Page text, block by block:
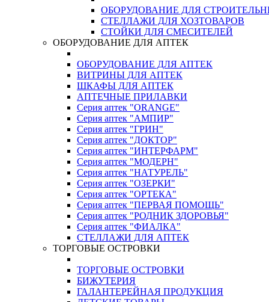
ОБОРУДОВАНИЕ ДЛЯ
СТЕЛЛАЖИ ДЛЯ ХОЗТОВАРОВ
СТОЙКИ ДЛЯ СМЕСИТЕЛЕЙ
ОБОРУДОВАНИЕ ДЛЯ АПТЕК
ОБОРУДОВАНИЕ ДЛЯ АПТЕК
ВИТРИНЫ ДЛЯ АПТЕК
ШКАФЫ ДЛЯ АПТЕК
АПТЕЧНЫЕ ПРИЛАВКИ
Серия аптек "ORANGE"
Серия аптек "АМПИР"
Серия аптек "ГРИН"
Серия аптек "ДОКТОР"
Серия аптек "ИНТЕРФАРМ"
Серия аптек "МОДЕРН"
Серия аптек "НАТУРЕЛЬ"
Серия аптек "ОЗЕРКИ"
Серия аптек "ОРТЕКА"
Серия аптек "ПЕРВАЯ ПОМОЩЬ"
Серия аптек "РОДНИК ЗДОРОВЬЯ"
Серия аптек "ФИАЛКА"
СТЕЛЛАЖИ ДЛЯ АПТЕК
ТОРГОВЫЕ ОСТРОВКИ
ТОРГОВЫЕ ОСТРОВКИ
БИЖУТЕРИЯ
ГАЛАНТЕРЕЙНАЯ ПРОДУКЦИЯ